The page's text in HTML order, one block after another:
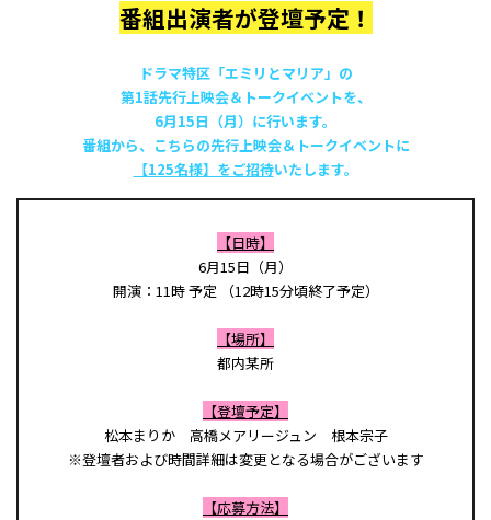
番組出演者が登壇予定！
ドラマ特区「エミリとマリア」の
第1話先行上映会＆トークイベントを、
6月15日（月）に行います。
番組から、こちらの先行上映会＆トークイベントに
【125名様】をご招待いたします。
【日時】
6月15日（月）
開演：11時 予定 （12時15分頃終了予定）
【場所】
都内某所
【登壇予定】
松本まりか 高橋メアリージュン 根本宗子
※登壇者および時間詳細は変更となる場合がございます
【応募方法】